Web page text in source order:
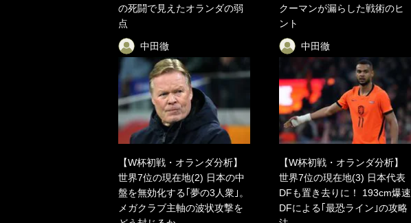
の死闘で見えたオランダの弱
点
中田徹
クーマンが漏らした戦術のヒ
ント
中田徹
【W杯初戦・オランダ分析】
世界7位の現在地(2) 日本の中
盤を無効化する｢夢の3人衆｣。
メガクラブ主軸の波状攻撃を
【W杯初戦・オランダ分析】
世界7位の現在地(3) 日本代表
DFも置き去りに！ 193cm爆速
DFによる｢最恐ライン｣の攻略